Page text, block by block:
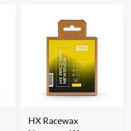
HX Racewax